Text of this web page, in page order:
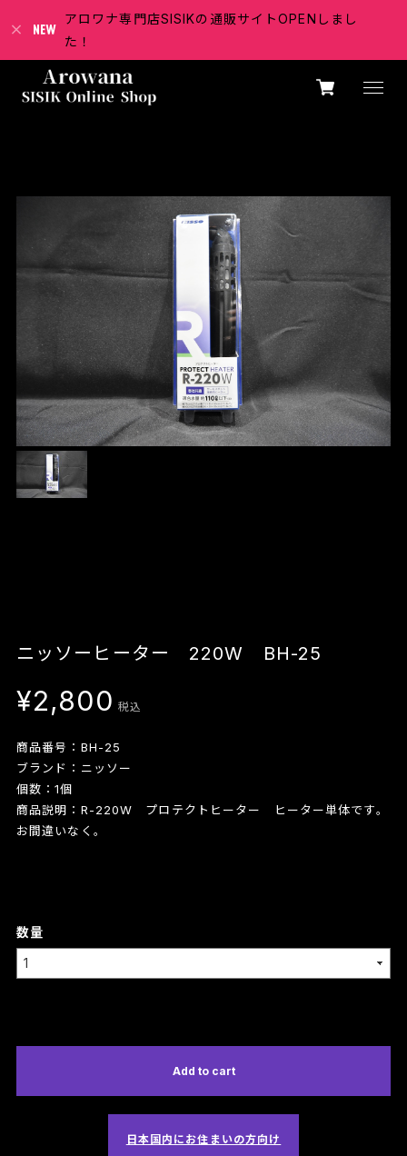
アロワナ専門店SISIKの通販サイトOPENしまし
た！
ニッソーヒーター 220W BH-25
¥2,800 税込
商品番号：BH-25
ブランド：ニッソー
個数：1個
商品説明：R-220W プロテクトヒーター ヒーター単体です。
お間違いなく。
数量
Add to cart
日本国内にお住まいの方向け